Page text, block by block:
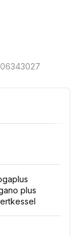
plus